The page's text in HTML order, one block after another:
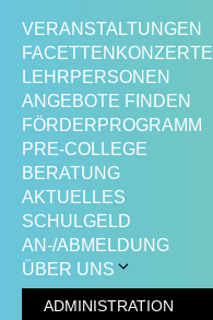
VERANSTALTUNGEN
FACETTENKONZERTE
LEHRPERSONEN
ANGEBOTE FINDEN
FÖRDERPROGRAMM
PRE-COLLEGE
BERATUNG
AKTUELLES
SCHULGELD
AN-/ABMELDUNG
ÜBER UNS
ADMINISTRATION